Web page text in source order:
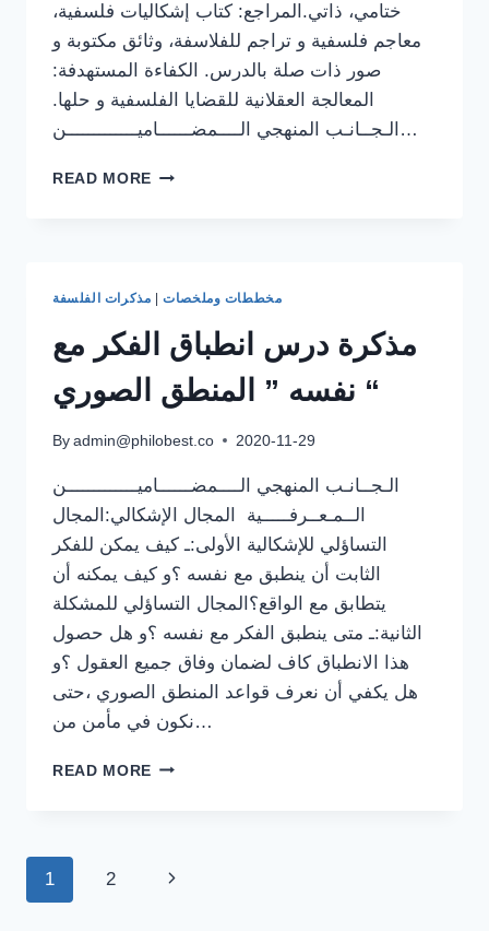
ختامي، ذاتي.المراجع: كتاب إشكاليات فلسفية،
معاجم فلسفية و تراجم للفلاسفة، وثائق مكتوبة و
صور ذات صلة بالدرس. الكفاءة المستهدفة:
المعالجة العقلانية للقضايا الفلسفية و حلها.
الـجــانـب المنهجي الــــمضــــــاميـــــــــــــن…
READ MORE مذكرة
مخططات وملخصات| مذكرات الفلسفة
مذكرة درس انطباق الفكر مع
نفسه ” المنطق الصوري “
By admin@philobest.co 2020-11-29
الـجــانـب المنهجي الــــمضــــــاميـــــــــــــن
الــمـعــرفـــــية المجال الإشكالي:المجال
التساؤلي للإشكالية الأولى:ـ كيف يمكن للفكر
الثابت أن ينطبق مع نفسه ؟و كيف يمكنه أن
يتطابق مع الواقع؟المجال التساؤلي للمشكلة
الثانية:ـ متى ينطبق الفكر مع نفسه ؟و هل حصول
هذا الانطباق كاف لضمان وفاق جميع العقول ؟و
هل يكفي أن نعرف قواعد المنطق الصوري ،حتى
نكون في مأمن من…
READ MORE مذكرة
نفسه
Page
1 2
Next